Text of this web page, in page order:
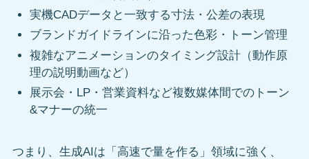
実機CADデータと一致する寸法・公差の表現
ブランドガイドラインに沿った色彩・トーン管理
複雑なアニメーションのタイミング設計（動作原
理の説明動画など）
展示会・LP・営業資料など複数媒体間でのトーン
&マナーの統一
つまり、生成AIは「高速で量を作る」領域に強く、